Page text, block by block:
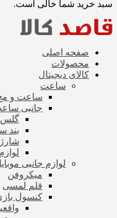
سبد خرید شما خالی است.
صفحه اصلی
محصولات
کالای دیجیتال
ساعت
ساعت و
جانبی
گلس
بند
لوازم جانبی
میکروفن
قلم لمسی
کنسول